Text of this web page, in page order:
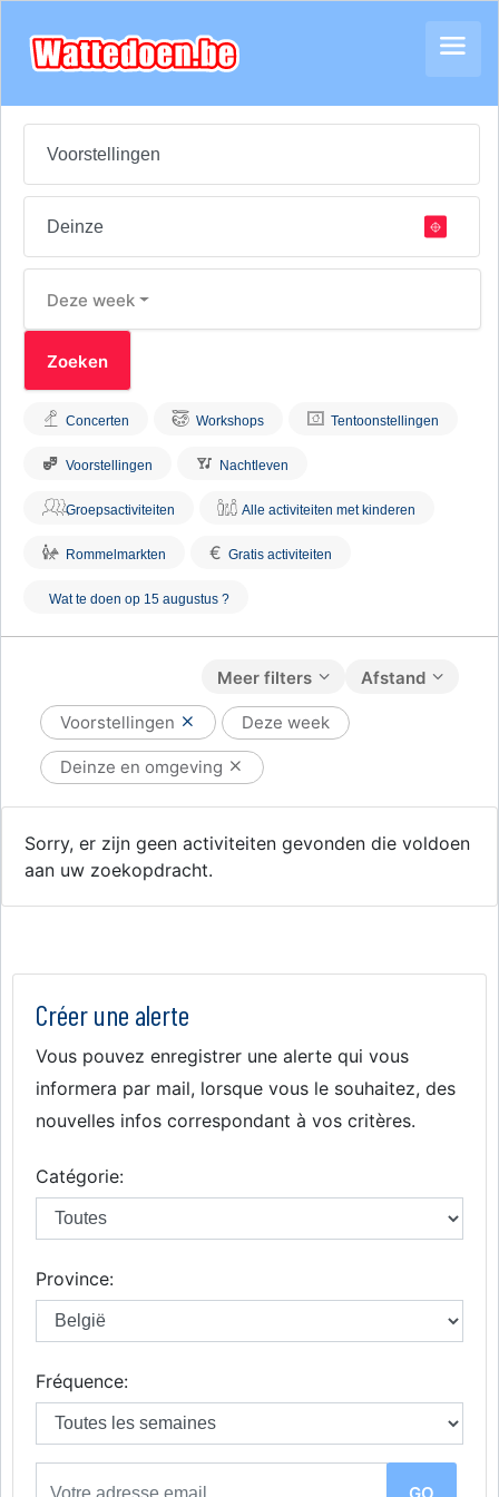
Deze week
Concerten Workshops Tentoonstellingen
Voorstellingen Nachtleven
Groepsactiviteiten Alle activiteiten met kinderen
Rommelmarkten € Gratis activiteiten
Wat te doen op 15 augustus ?
Afstand
Meer filters
Voorstellingen Deze week
Deinze en omgeving
Sorry, er zijn geen activiteiten gevonden die voldoen
aan uw zoekopdracht.
Créer une alerte
Vous pouvez enregistrer une alerte qui vous
informera par mail, lorsque vous le souhaitez, des
nouvelles infos correspondant à vos critères.
Catégorie:
Province:
Fréquence: